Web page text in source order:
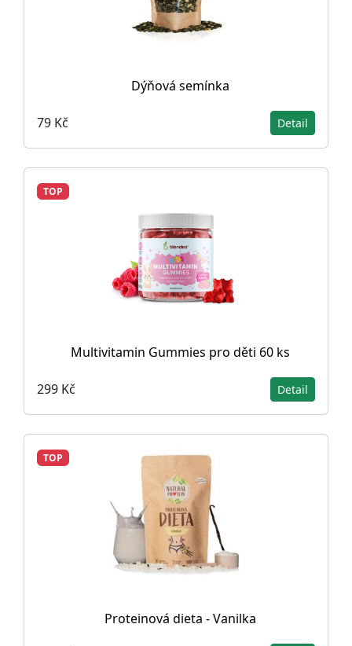
Dýňová semínka
79 Kč Detail
TOP
Multivitamin Gummies pro děti 60 ks
299 Kč Detail
TOP
Proteinová dieta - Vanilka